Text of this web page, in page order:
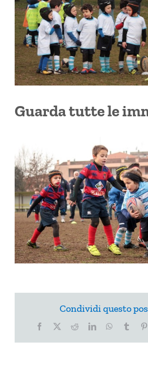
Guarda tutte le
Condividi questo
Facebook
X RedditLinkedInWhatsApp
Tumblr